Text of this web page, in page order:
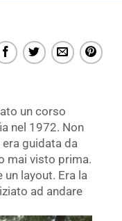
un corso
nel 1972. Non
guidata da
mai visto prima.
layout. Era la
ad andare